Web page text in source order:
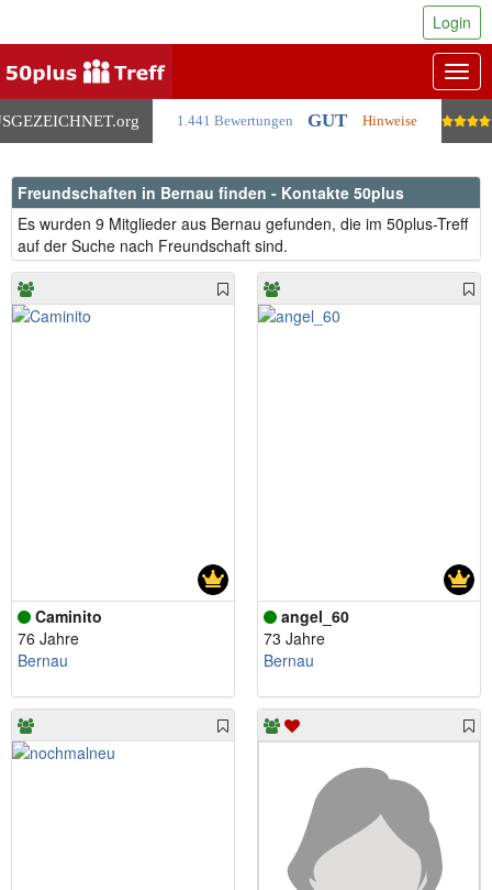
.org 1.441 Bewertungen GUT Hinweise
Login
Freundschaften in Bernau finden - Kontakte 50plus
Es wurden 9 Mitglieder aus Bernau gefunden, die im 50plus-Treff
auf der Suche nach Freundschaft sind.
Caminito
76 Jahre
Bernau
angel_60
73 Jahre
Bernau